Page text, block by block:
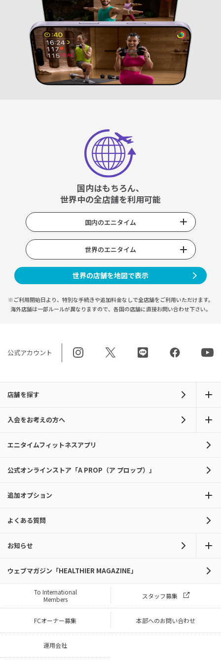
国内はもちろん、
世界中の全店舗を利用可能
国内のエニタイム
世界のエニタイム
世界の店舗を地図で表示
※ご利用開始日より、特別な手続きや追加料金なしで全店舗をご利用いただけます。
海外店舗は一部ルールが異なりますので、 各国の店舗に直接お問い合わせ下さい。
公式アカウント
店舗を探す
入会をお考えの方へ
エニタイムフィットネスアプリ
公式オンラインストア「A PROP（ア プロップ）」
追加オプション
よくある質問
お知らせ
ウェブマガジン「HEALTHIER MAGAZINE」
To International
Members
スタッフ募集
FCオーナー募集 本部へのお問い合わせ
運用会社